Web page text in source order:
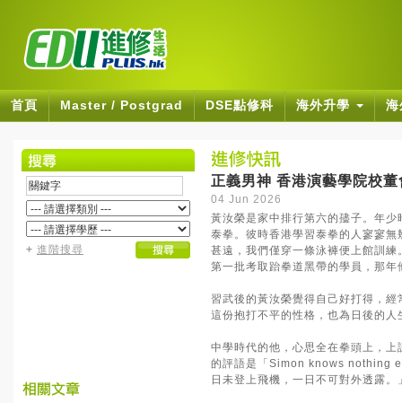
首頁 Master / Postgrad DSE點修科 海外升學
+ 進階搜尋
正義男神 香港演藝學院校董
04 Jun 2026
黃汝榮是家中排行第六的孻子。年
泰拳。彼時香港學習泰拳的人寥寥
甚遠，我們僅穿一條泳褲便上館訓
第一批考取跆拳道黑帶的學員，那年
習武後的黃汝榮覺得自己好打得，
這份抱打不平的性格，也為日後的人
中學時代的他，心思全在拳頭上，
的評語是「Simon knows nothing
日未登上飛機，一日不可對外透露